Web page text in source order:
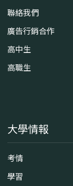
聯絡我們
廣告行銷合作
高中生
高職生
大學情報
考情
學習